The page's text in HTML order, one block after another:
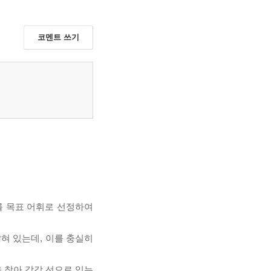
코멘트 쓰기
목표 어휘로 선정하여
있는데, 이를 충실히